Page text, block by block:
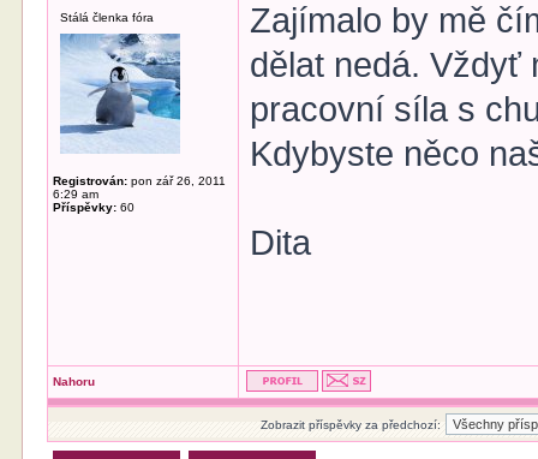
Stálá členka fóra
Registrován: pon zář 26, 2011
6:29 am
Příspěvky: 60
Zajímalo by mě
dělat nedá. Vždyť
pracovní síla s
Kdybyste něco
Dita
Nahoru
Zobrazit příspěvky za předchozí: